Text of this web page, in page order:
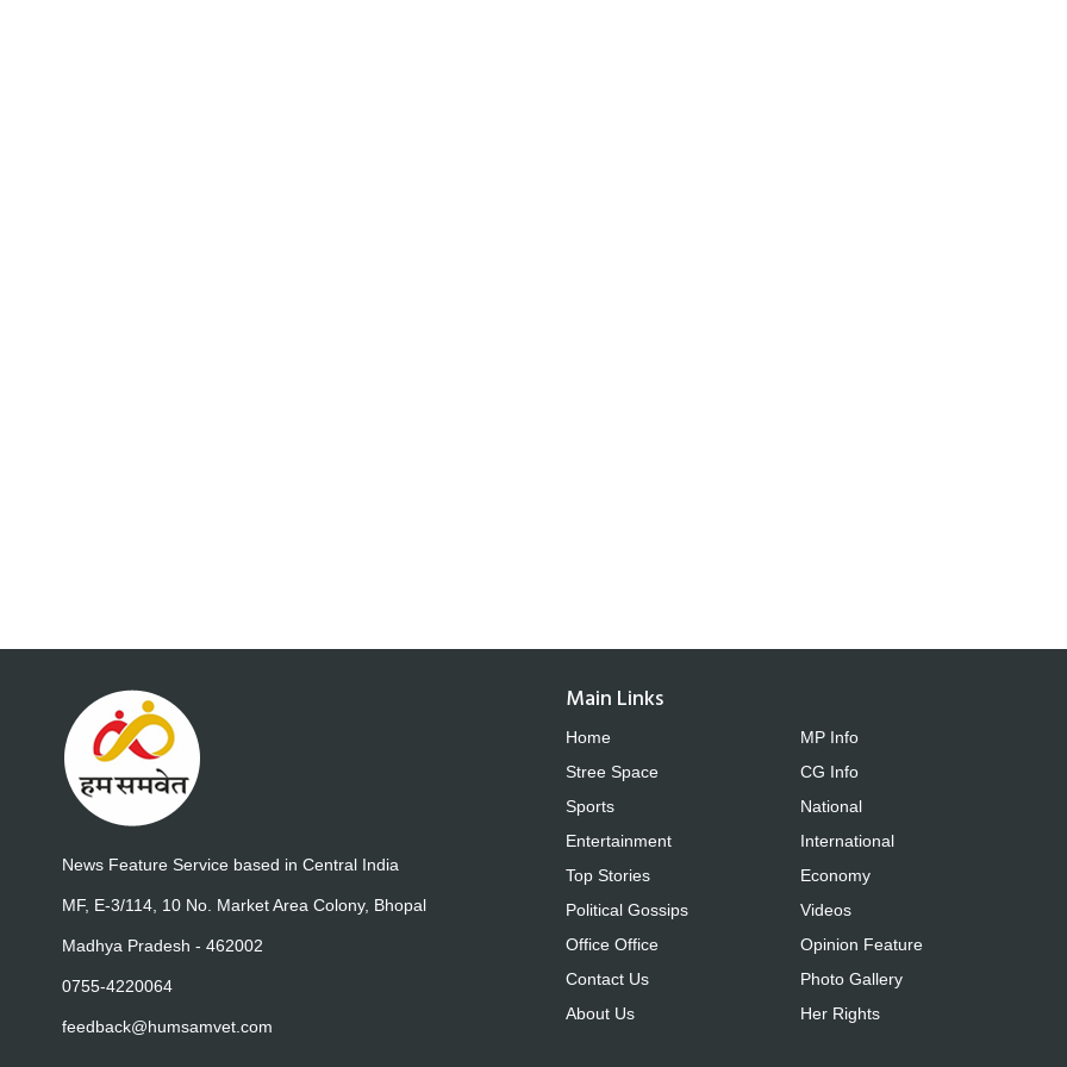
News Feature Service based in Central India
MF, E-3/114, 10 No. Market Area Colony, Bhopal
Madhya Pradesh - 462002
0755-4220064
feedback@humsamvet.com
Main Links
Home
Stree Space
Sports
Entertainment
Top Stories
Political Gossips
Office Office
Contact Us
About Us
MP Info
CG Info
National
International
Economy
Videos
Opinion Feature
Photo Gallery
Her Rights